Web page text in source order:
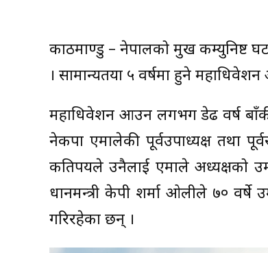
काठमाण्डु – नेपालको प्रमुख
। सामान्यतया ५ वर्षमा हुने
महाधिवेशन आउन लगभग डेढ वर्ष
नेकपा एमालेकी पूर्वउपाध्यक्ष तथा
कतिपयले उनैलाई एमाले अध्यक्षको
प्रधानमन्त्री केपी शर्मा ओलीले ७०
गरिरहेका छन् ।